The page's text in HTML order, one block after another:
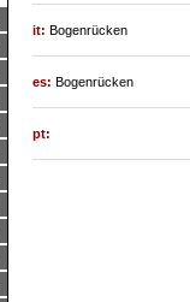
it: Bogenrücken
es: Bogenrücken
pt: